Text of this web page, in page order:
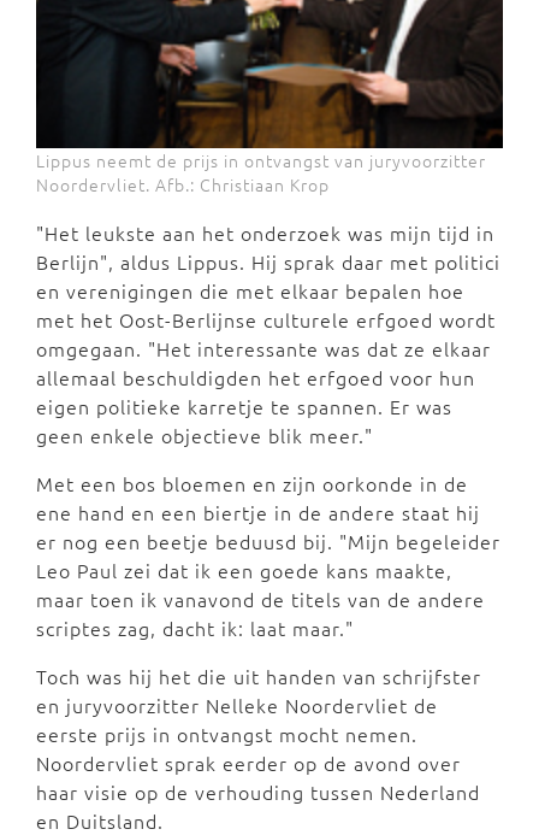
Lippus neemt de prijs in ontvangst van juryvoorzitter
Noordervliet. Afb.: Christiaan Krop
"Het leukste aan het onderzoek was mijn tijd in
Berlijn", aldus Lippus. Hij sprak daar met politici
en verenigingen die met elkaar bepalen hoe
met het Oost-Berlijnse culturele erfgoed wordt
omgegaan. "Het interessante was dat ze elkaar
allemaal beschuldigden het erfgoed voor hun
eigen politieke karretje te spannen. Er was
geen enkele objectieve blik meer."
Met een bos bloemen en zijn oorkonde in de
ene hand en een biertje in de andere staat hij
er nog een beetje beduusd bij. "Mijn begeleider
Leo Paul zei dat ik een goede kans maakte,
maar toen ik vanavond de titels van de andere
scriptes zag, dacht ik: laat maar."
Toch was hij het die uit handen van schrijfster
en juryvoorzitter Nelleke Noordervliet de
eerste prijs in ontvangst mocht nemen.
Noordervliet sprak eerder op de avond over
haar visie op de verhouding tussen Nederland
en Duitsland.